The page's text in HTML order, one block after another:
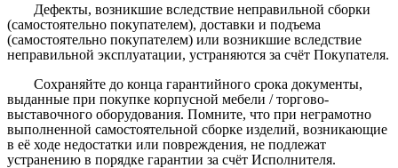
Дефекты, возникшие вследствие неправильной сборки
(самостоятельно покупателем), доставки и подъема
(самостоятельно покупателем) или возникшие вследствие
неправильной эксплуатации, устраняются за счёт Покупателя.
Сохраняйте до конца гарантийного срока документы,
выданные при покупке корпусной мебели / торгово-
выставочного оборудования. Помните, что при неграмотно
выполненной самостоятельной сборке изделий, возникающие
в её ходе недостатки или повреждения, не подлежат
устранению в порядке гарантии за счёт Исполнителя.